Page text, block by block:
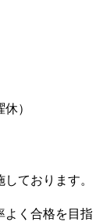
）
しております。
よく合格を目指